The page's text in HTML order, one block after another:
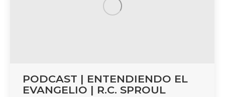
PODCAST | ENTENDIENDO EL
EVANGELIO | R.C. SPROUL